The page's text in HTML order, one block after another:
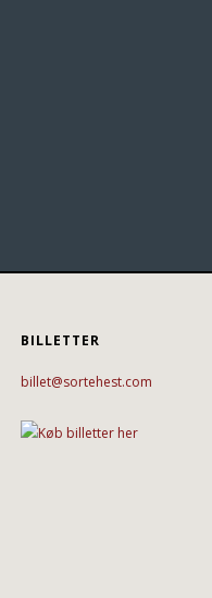
BILLETTER
billet@sortehest.com